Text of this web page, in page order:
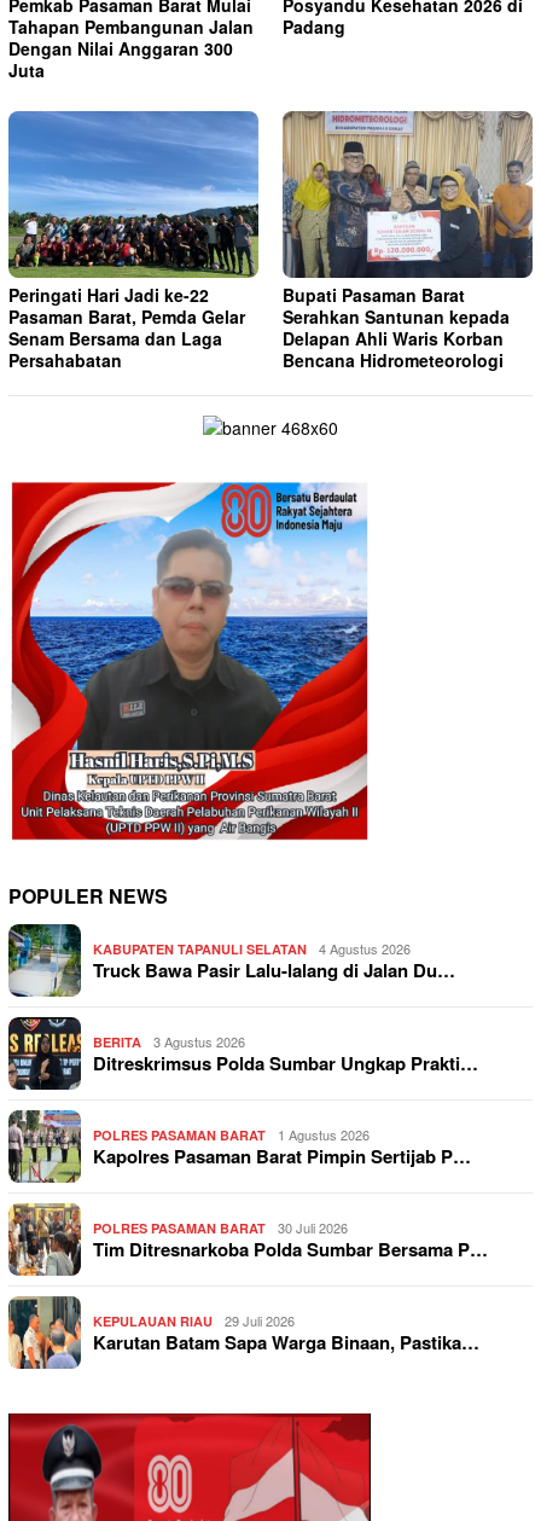
Pemkab Pasaman Barat Mulai
Tahapan Pembangunan Jalan
Dengan Nilai Anggaran 300
Juta
Posyandu Kesehatan 2026 di
Padang
Peringati Hari Jadi ke-22
Pasaman Barat, Pemda Gelar
Senam Bersama dan Laga
Persahabatan
Bupati Pasaman Barat
Serahkan Santunan kepada
Delapan Ahli Waris Korban
Bencana Hidrometeorologi
POPULER NEWS
KABUPATEN TAPANULI SELATAN 4 Agustus 2026
Truck Bawa Pasir Lalu-lalang di Jalan Du…
BERITA 3 Agustus 2026
Ditreskrimsus Polda Sumbar Ungkap Prakti…
POLRES PASAMAN BARAT 1 Agustus 2026
Kapolres Pasaman Barat Pimpin Sertijab P…
POLRES PASAMAN BARAT 30 Juli 2026
Tim Ditresnarkoba Polda Sumbar Bersama P…
KEPULAUAN RIAU 29 Juli 2026
Karutan Batam Sapa Warga Binaan, Pastika…